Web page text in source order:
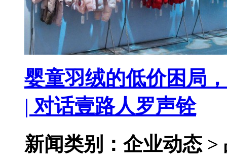
婴童羽绒的低价困局
| 对话壹路人罗声铨
新闻类别：企业动态 >